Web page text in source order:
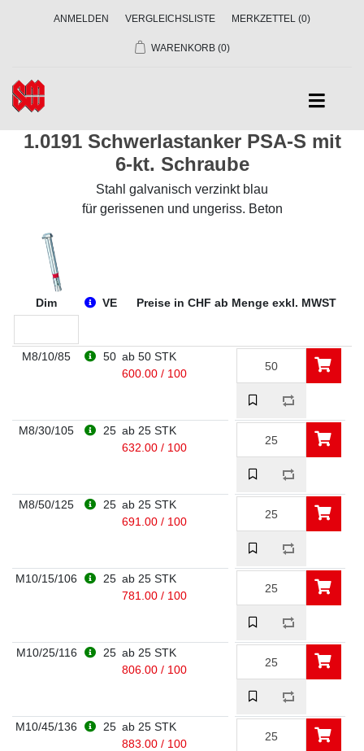
ANMELDEN VERGLEICHSLISTE MERKZETTEL (0)
WARENKORB (0)
1.0191 Schwerlastanker PSA-S mit
6-kt. Schraube
Stahl galvanisch verzinkt blau
für gerissenen und ungeriss. Beton
Dim VE Preise in CHF ab Menge exkl. MWST
M8/10/85 50 ab 50 STK
600.00 / 100
M8/30/105 25 ab 25 STK
632.00 / 100
M8/50/125 25 ab 25 STK
691.00 / 100
M10/15/106 25 ab 25 STK
781.00 / 100
M10/25/116 25 ab 25 STK
806.00 / 100
M10/45/136 25 ab 25 STK
883.00 / 100